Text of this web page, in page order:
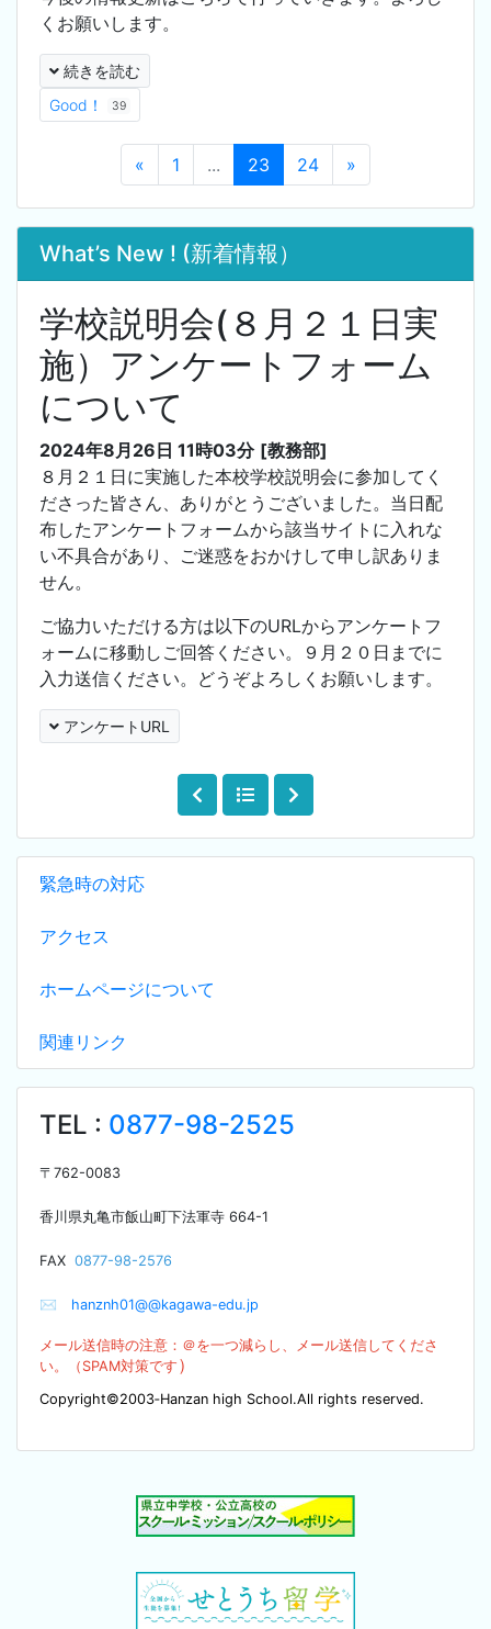
緊急時の対応
アクセス
ホームページについて
関連リンク
TEL : 0877-98-2525
〒 762-0083
香川県丸亀市飯山町下法軍寺 664-1
FAX 0877-98-2576
✉ hanznh01@@kagawa-edu.jp
メール送信時の注意：＠を一つ減らし、メール送信してくださ
い。（SPAM対策です ）
Copyright©2003‐Hanzan high School.All rights reserved.
くお願いします。
続きを読む
Good！
39
« 1 ... 23 24 »
What’s New ! (新着情報）
学校説明会(８月２１日実
施）アンケートフォーム
について
2024年8月26日 11時03分 [教務部]
８月２１日に実施した本校学校説明会に参加してく
ださった皆さん、ありがとうございました。当日配
布したアンケートフォームから該当サイトに入れな
い不具合があり、ご迷惑をおかけして申し訳ありま
せん。
ご協力いただける方は以下のURLからアンケートフ
ォームに移動しご回答ください。９月２０日までに
入力送信ください。どうぞよろしくお願いします。
アンケートURL